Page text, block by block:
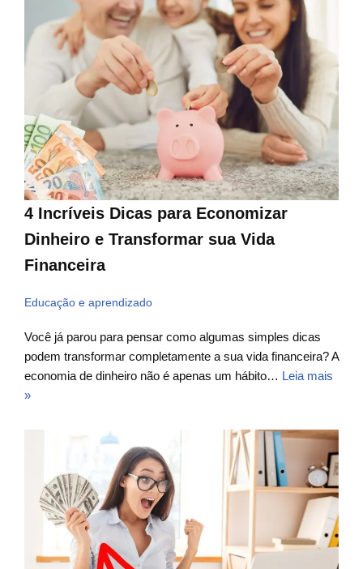
4 Incríveis Dicas para Economizar
Dinheiro e Transformar sua Vida
Financeira
Educação e aprendizado
Você já parou para pensar como algumas simples dicas
podem transformar completamente a sua vida financeira? A
economia de dinheiro não é apenas um hábito… Leia mais
»